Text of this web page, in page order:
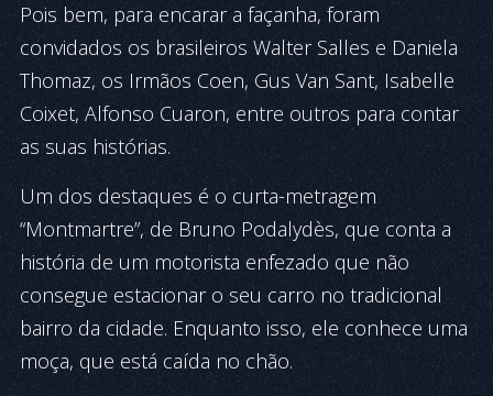
Pois bem, para encarar a façanha, foram
convidados os brasileiros Walter Salles e Daniela
Thomaz, os Irmãos Coen, Gus Van Sant, Isabelle
Coixet, Alfonso Cuaron, entre outros para contar
as suas histórias.
Um dos destaques é o curta-metragem
“Montmartre”, de Bruno Podalydès, que conta a
história de um motorista enfezado que não
consegue estacionar o seu carro no tradicional
bairro da cidade. Enquanto isso, ele conhece uma
moça, que está caída no chão.